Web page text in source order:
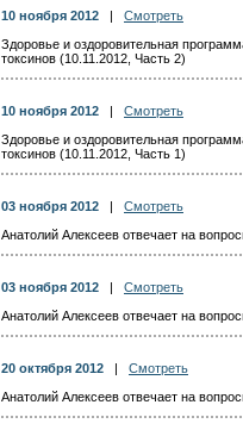
10 ноября 2012
Смотреть
Здоровье и оздоровительная
токсинов (10.11.2012, Часть 2)
10 ноября 2012
Смотреть
Здоровье и оздоровительная
токсинов (10.11.2012, Часть 1)
03 ноября 2012
Смотреть
Анатолий Алексеев отвечает на
03 ноября 2012
Смотреть
Анатолий Алексеев отвечает на
20 октября 2012
Смотреть
Анатолий Алексеев отвечает на